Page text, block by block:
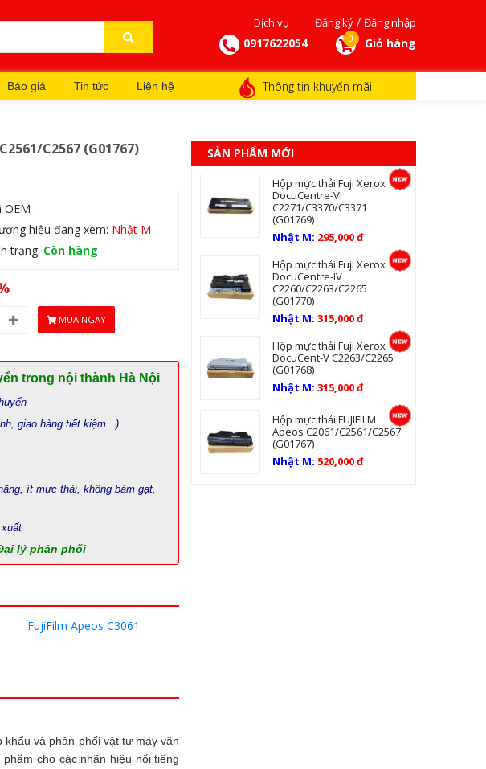
Dịch vụ Đăng ký / Đăng nhập
0917622054 0 Giỏ hàng
Báo giá Tin tức Liên hệ Thông tin khuyến mãi
C2567 (G01767)
OEM :
hiệu đang xem: Nhật M
trạng: Còn hàng
MUA NGAY
trong nội thành Hà Nội
giao hàng tiết kiệm...)
ít mực thải, không bám gạt,
lý phân phối
FujiFilm Apeos C3061
và phân phối vật tư máy văn
cho các nhãn hiệu nổi tiếng
SẢN PHẨM MỚI
Hộp mực thải Fuji Xerox
DocuCentre-VI
C2271/C3370/C3371
(G01769)
Nhật M: 295,000 đ
Hộp mực thải Fuji Xerox
DocuCentre-IV
C2260/C2263/C2265
(G01770)
Nhật M:315,000 đ
Hộp mực thải Fuji Xerox
DocuCent-V C2263/C2265
(G01768)
Nhật M:315,000 đ
Hộp mực thải FUJIFILM
Apeos C2061/C2561/C2567
(G01767)
Nhật M: 520,000 đ